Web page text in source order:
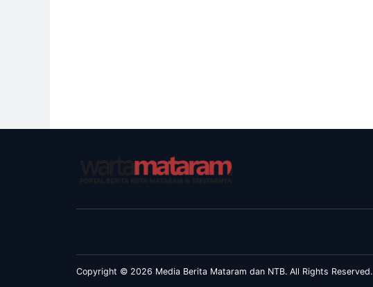
Copyright © 2026 Media Berita Mataram dan NTB. All Rights Reserved.